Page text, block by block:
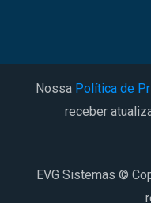
Nossa Política de
receber
EVG Sistemas ©